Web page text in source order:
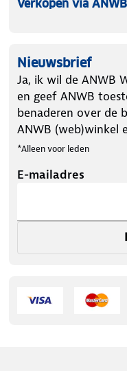
Verkopen via
Nieuwsbrief
Ja, ik wil de ANWB
en geef ANWB
benaderen over de
ANWB (web)winkel
*Alleen voor leden
E-mailadres